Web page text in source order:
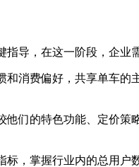
导，在这一阶段，企
消费偏好，共享单车
他们的特色功能、定价
，掌握行业内的总用户